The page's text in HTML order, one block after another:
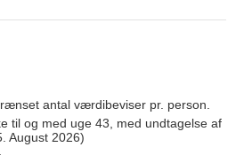
antal værdibeviser pr. person.
til og med uge 43, med undtagelse af
August 2026)